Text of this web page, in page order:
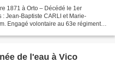
1871 à Orto – Décédé le 1er
Jean-Baptiste CARLI et Marie-
Engagé volontaire au 63e régiment
de l'eau à Vico